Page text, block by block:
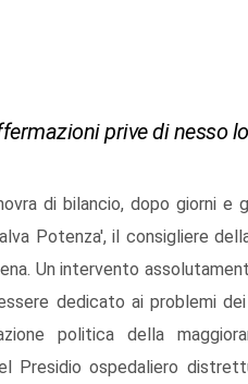
prive di nesso
di bilancio, dopo giorni e
Potenza', il consigliere
Un intervento
dedicato ai problemi dei
politica della
Presidio ospedaliero